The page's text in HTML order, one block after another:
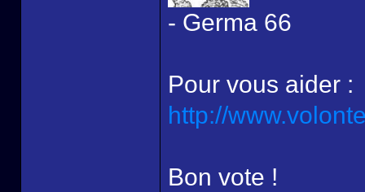
- Germa 66
Pour vous aider :
http://
Bon vote !